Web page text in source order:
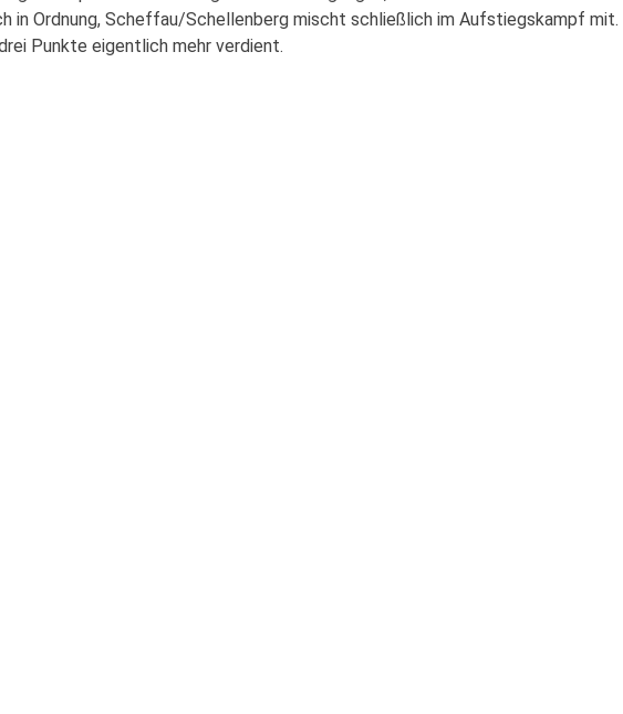
in Ordnung, Scheffau/Schellenberg mischt schließlich im Aufstiegskampf mit.
Punkte eigentlich mehr verdient.